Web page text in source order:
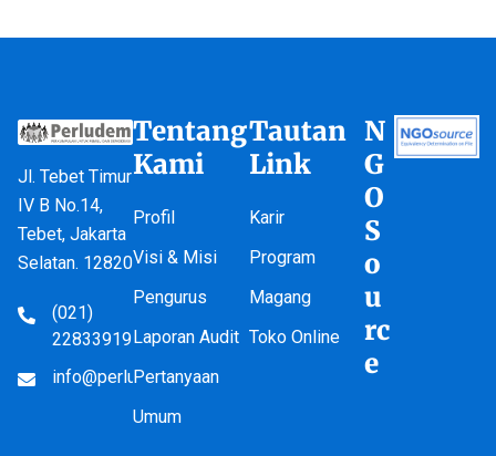
Jl. Tebet Timur
IV B No.14,
Tebet, Jakarta
Selatan. 12820
(021)
22833919
info@perludem.or.id
Tentang
Kami
Profil
Visi & Misi
Pengurus
Laporan Audit
Pertanyaan
Umum
Tautan
Link
Karir
Program
Magang
Toko Online
N
G
O
S
o
u
rc
e